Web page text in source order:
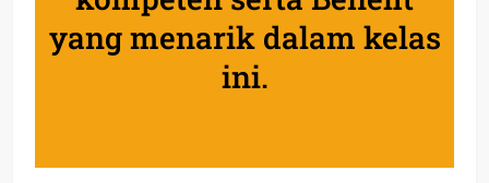
yang menarik dalam kelas
ini.